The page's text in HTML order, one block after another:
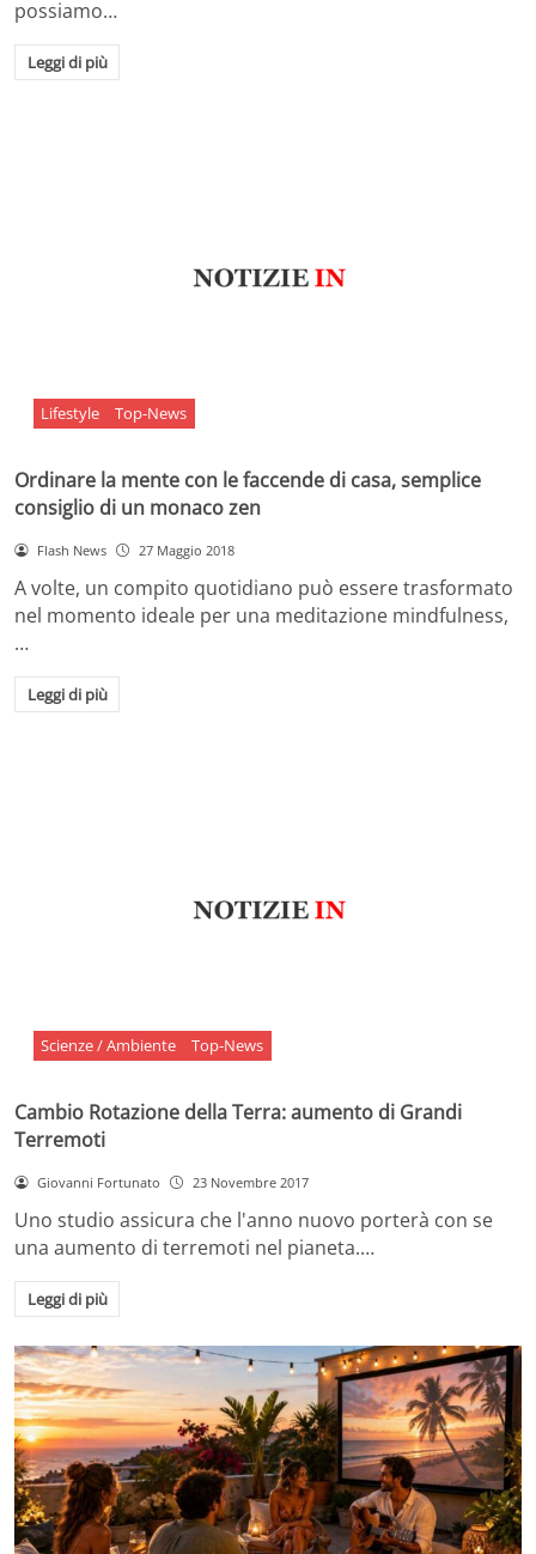
possiamo…
Leggi di più
Lifestyle Top-News
Ordinare la mente con le faccende di casa, semplice
consiglio di un monaco zen
Flash News 27 Maggio 2018
A volte, un compito quotidiano può essere trasformato
nel momento ideale per una meditazione mindfulness,
…
Leggi di più
Scienze / Ambiente Top-News
Cambio Rotazione della Terra: aumento di Grandi
Terremoti
Giovanni Fortunato 23 Novembre 2017
Uno studio assicura che l'anno nuovo porterà con se
una aumento di terremoti nel pianeta.…
Leggi di più